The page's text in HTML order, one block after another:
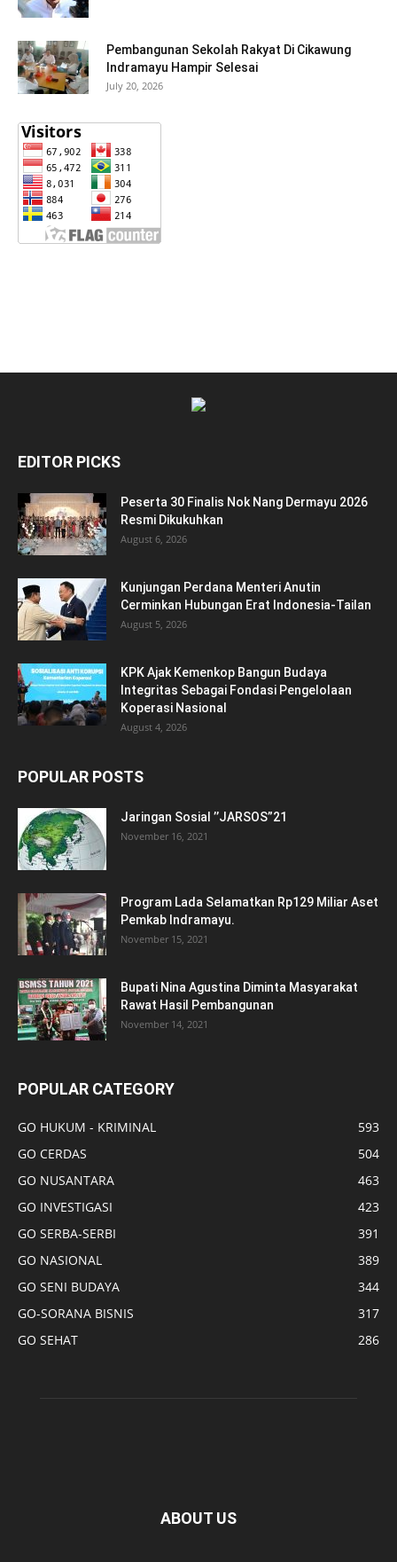
Pembangunan Sekolah Rakyat Di Cikawung
Indramayu Hampir Selesai
July 20, 2026
EDITOR PICKS
Peserta 30 Finalis Nok Nang Dermayu 2026
Resmi Dikukuhkan
August 6, 2026
Kunjungan Perdana Menteri Anutin
Cerminkan Hubungan Erat Indonesia-Tailan
August 5, 2026
KPK Ajak Kemenkop Bangun Budaya
Integritas Sebagai Fondasi Pengelolaan
Koperasi Nasional
August 4, 2026
POPULAR POSTS
Jaringan Sosial ’’JARSOS”21
November 16, 2021
Program Lada Selamatkan Rp129 Miliar Aset
Pemkab Indramayu.
November 15, 2021
Bupati Nina Agustina Diminta Masyarakat
Rawat Hasil Pembangunan
November 14, 2021
POPULAR CATEGORY
GO HUKUM - KRIMINAL
593
GO CERDAS
504
GO NUSANTARA
463
GO INVESTIGASI
423
GO SERBA-SERBI
391
GO NASIONAL
389
GO SENI BUDAYA
344
GO-SORANA BISNIS
317
GO SEHAT
286
ABOUT US